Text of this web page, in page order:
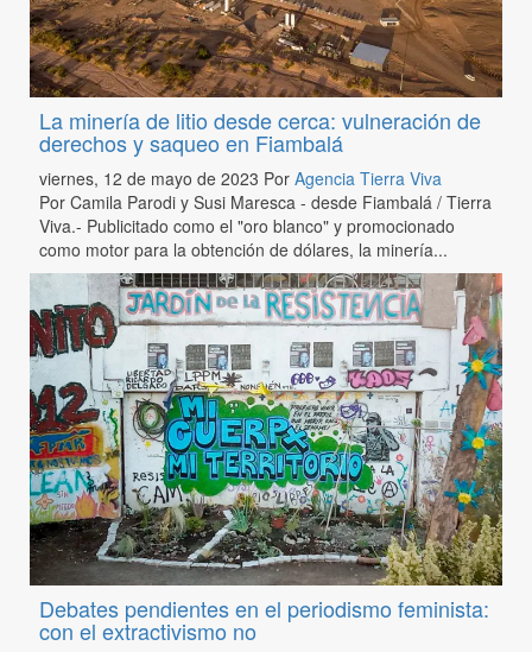
La minería de litio desde cerca: vulneración de
derechos y saqueo en Fiambalá
viernes, 12 de mayo de 2023 Por Agencia Tierra Viva
Por Camila Parodi y Susi Maresca - desde Fiambalá / Tierra
Viva.- Publicitado como el "oro blanco" y promocionado
como motor para la obtención de dólares, la minería...
Debates pendientes en el periodismo feminista:
con el extractivismo no